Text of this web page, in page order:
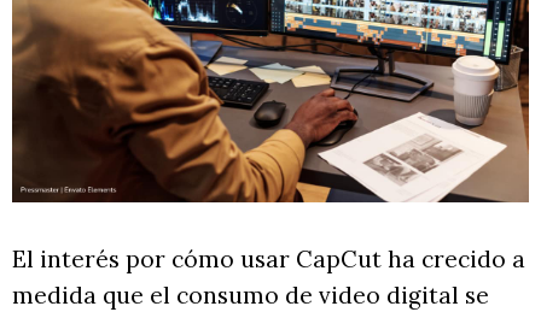
El interés por cómo usar CapCut ha crecido a
medida que el consumo de video digital se